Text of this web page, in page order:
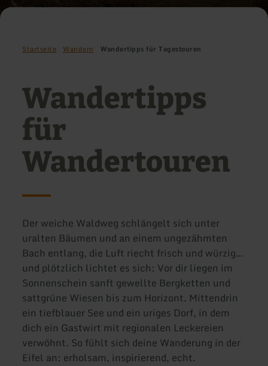
Startseite Wandern Wandertipps für Tagestouren
Wandertipps
für
Wandertouren
Der weiche Waldweg schlängelt sich unter
uralten Bäumen und an einem ungezähmten
Bach entlang, die Luft riecht frisch und würzig…
und plötzlich lichtet es sich: Vor dir liegen im
Sonnenschein sanft gewellte Bergketten und
sattgrüne Wiesen bis zum Horizont. Mittendrin
ein tiefblauer See und ein uriges Dorf, in dem
dich ein Gastwirt mit regionalen Leckereien
verwöhnt. So fühlt sich deine Wanderung in der
Eifel an: erholsam, inspirierend, echt.